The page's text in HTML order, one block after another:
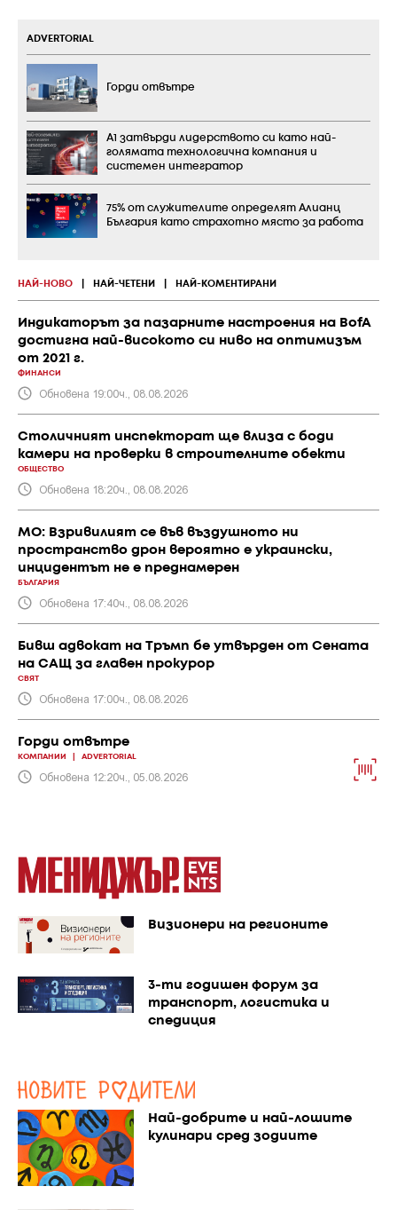
НАЙ-НОВО НАЙ-ЧЕТЕНИ НАЙ-КОМЕНТИРАНИ
Индикаторът за пазарните настроения на BofA
достигна най-високото си ниво на оптимизъм
от 2021 г.
ФИНАНСИ
Обновена 19:00ч., 08.08.2026
Столичният инспекторат ще влиза с боди
камери на проверки в строителните обекти
ОБЩЕСТВО
Обновена 18:20ч., 08.08.2026
МО: Взривилият се във въздушното ни
пространство дрон вероятно е украински,
инцидентът не е преднамерен
БЪЛГАРИЯ
Обновена 17:40ч., 08.08.2026
Бивш адвокат на Тръмп бе утвърден от Сената
на САЩ за главен прокурор
СВЯТ
Обновена 17:00ч., 08.08.2026
Горди отвътре
КОМПАНИИ ADVERTORIAL
Обновена 12:20ч., 05.08.2026
ADVERTORIAL
Горди отвътре
А1 затвърди лидерството си като най-
голямата технологична компания и
системен интегратор
75% от служителите определят Алианц
България като страхотно място за работа
Визионери на регионите
3-ти годишен форум за
транспорт, логистика и
спедиция
Най-добрите и най-лошите
кулинари сред зодиите